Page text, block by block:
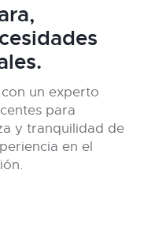
un experto
para
y tranquilidad de
en el